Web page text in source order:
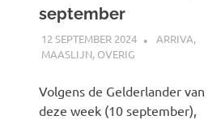
september
12 SEPTEMBER 2024 SPOORZOEKER
ARRIVA,
MAASLIJN, OVERIG
Volgens de Gelderlander van
deze week (10 september),